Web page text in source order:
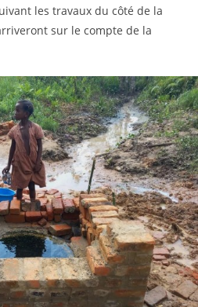
les travaux du côté de la
sur le compte de la